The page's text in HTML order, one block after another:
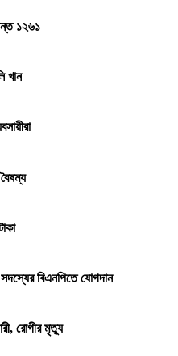
১২৬১
খান
সদস্যের বিএনপিতে যোগদান
রোগীর মৃত্যু